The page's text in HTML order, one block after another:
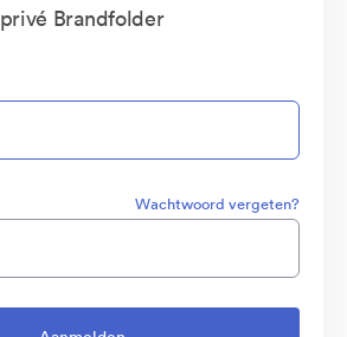
privé Brandfolder
Wachtwoord vergeten?